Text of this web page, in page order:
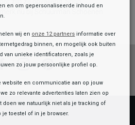
FacebookInstagramPinterest
en om gepersonaliseerde inhoud en
wij en onze 12 partners informatie over
binnen, en mogelijk ook buiten
van unieke identificatoren, zoals je
zo jouw persoonlijke profiel op.
website en communicatie aan op jouw
zo relevante advertenties laten zien op
doen we natuurlijk niet als je tracking of
toestel of in je browser.